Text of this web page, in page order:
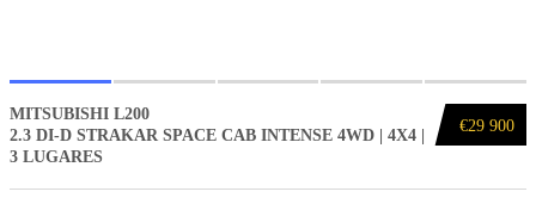
€29 900
MITSUBISHI L200
2.3 DI-D STRAKAR SPACE CAB INTENSE 4WD | 4X4 |
3 LUGARES